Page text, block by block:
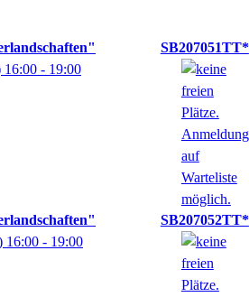
SB207051TT*
16:00 - 19:00
SB207052TT*
16:00 - 19:00